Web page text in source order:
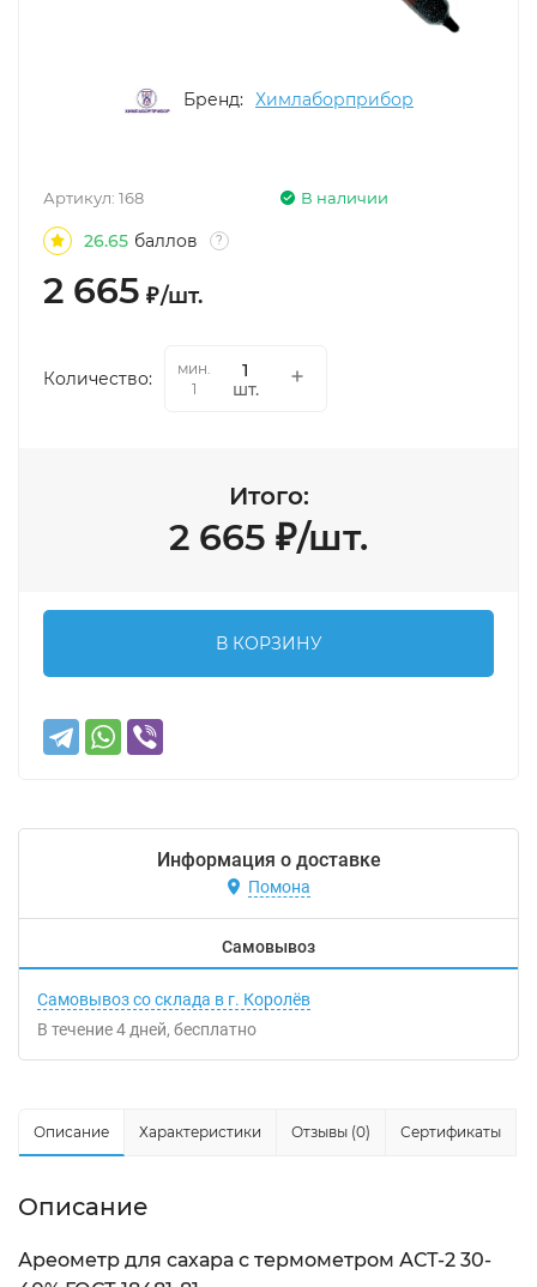
Бренд: Химлаборприбор
В наличии
Артикул: 168
26.65 баллов ?
2 665 ₽/шт.
Количество:
мин.
1
шт.
Итого:
2 665 ₽/шт.
В КОРЗИНУ
Информация о доставке
Помона
Самовывоз
Самовывоз со склада в г. Королёв
В течение4 дней Бесплатно
Описание Характеристики Отзывы (0) Сертификаты
Описание
Ареометр для сахара с термометром АСТ-2 30-